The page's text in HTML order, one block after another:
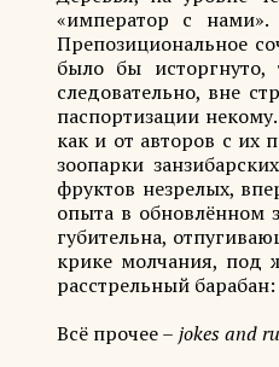
«император с
Препозициональное
было бы
следовательно, вне
паспортизации
как и от авторов с их
зоопарки
фруктов незрелых,
опыта в обновлённом
губительна,
крике молчания, под
расстрельный барабан:
Всё прочее – jokes and